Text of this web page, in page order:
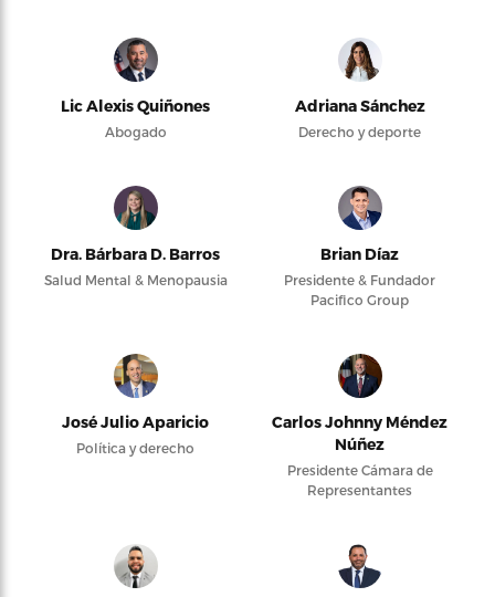
Lic Alexis Quiñones
Abogado
Adriana Sánchez
Derecho y deporte
Dra. Bárbara D. Barros
Salud Mental & Menopausia
Brian Díaz
Presidente & Fundador
Pacifico Group
José Julio Aparicio
Política y derecho
Carlos Johnny Méndez
Núñez
Presidente Cámara de
Representantes